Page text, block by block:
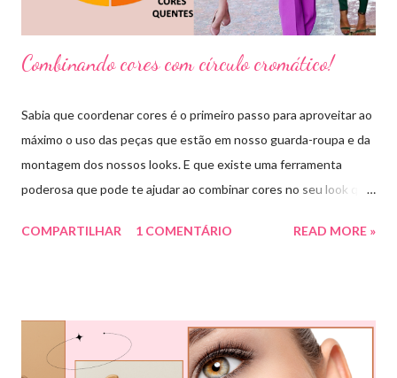
Combinando cores com círculo cromático!
Sabia que coordenar cores é o primeiro passo para aproveitar ao
máximo o uso das peças que estão em nosso guarda-roupa e da
montagem dos nossos looks. E que existe uma ferramenta
poderosa que pode te ajudar ao combinar cores no seu look que
divido em 12 pedaços, onde cada um pedaço apresenta uma cor,
para nossos looks criando produções incríveis. Essa ferramenta
é super usada por profissionais da moda, porém qualquer pessoa
COMPARTILHAR 1 COMENTÁRIO READ MORE »